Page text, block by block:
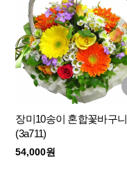
장미10송이 혼합꽃바구니
(3a711)
54,000원